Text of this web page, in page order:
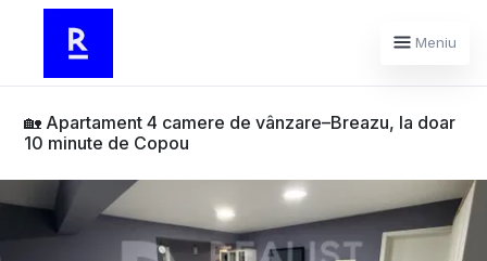
Meniu
🏡 Apartament 4 camere de vânzare–Breazu, la doar
10 minute de Copou